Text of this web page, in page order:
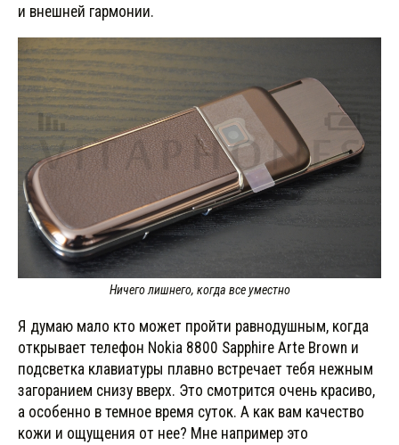
и внешней гармонии.
Ничего лишнего, когда все уместно
Я думаю мало кто может пройти равнодушным, когда
открывает телефон Nokia 8800 Sapphire Arte Brown и
подсветка клавиатуры плавно встречает тебя нежным
загоранием снизу вверх. Это смотрится очень красиво,
а особенно в темное время суток. А как вам качество
кожи и ощущения от нее? Мне например это